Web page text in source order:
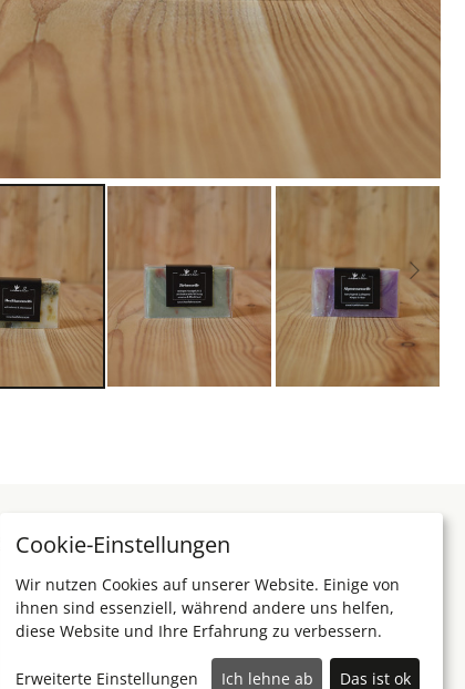
Impressum Kontakt
Cookie-Einstellungen
Wir nutzen Cookies auf unserer Website. Einige von
ihnen sind essenziell, während andere uns helfen,
diese Website und Ihre Erfahrung zu verbessern.
Erweiterte Einstellungen Ich lehne ab Das ist ok